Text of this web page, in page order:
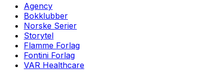
Agency
Bokklubber
Norske Serier
Storytel
Flamme Forlag
Fontini Forlag
VAR Healthcare